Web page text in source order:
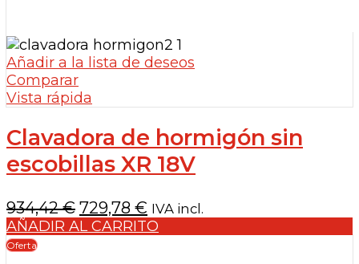
Añadir a la lista de deseos
Comparar
Vista rápida
Clavadora de hormigón sin
escobillas XR 18V
934,42€ El
precio
729,78 € El
precio
IVA incl.
AÑADIR AL CARRITO
Oferta